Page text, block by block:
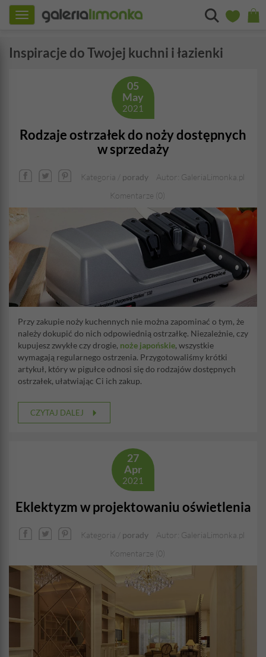
Toggle
navigation
Inspiracje do Twojej kuchni i łazienki
05
May
2021
Rodzaje ostrzałek do noży dostępnych
w sprzedaży
Kategoria / porady
Autor: GaleriaLimonka.pl
Komentarze (0)
Przy zakupie noży kuchennych nie można zapominać o tym, że
należy dokupić do nich odpowiednią ostrzałkę. Niezależnie, czy
kupujesz zwykłe czy drogie, noże japońskie, wszystkie
wymagają regularnego ostrzenia. Przygotowaliśmy krótki
artykuł, który w pigułce odnosi się do rodzajów dostępnych
ostrzałek, ułatwiając Ci ich zakup.
CZYTAJ DALEJ
27
Apr
2021
Eklektyzm w projektowaniu oświetlenia
Kategoria / porady
Autor: GaleriaLimonka.pl
Komentarze (0)